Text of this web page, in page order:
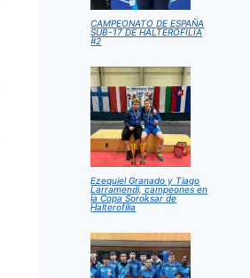
CAMPEONATO DE ESPAÑA
SUB-17 DE HALTEROFILIA
#2
Ezequiel Granado y Tiago
Larramendi, campeones en
la Copa Soroksar de
Halterofilia